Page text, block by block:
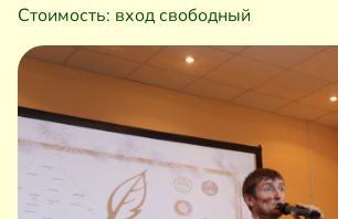
Стоимость: вход свободный